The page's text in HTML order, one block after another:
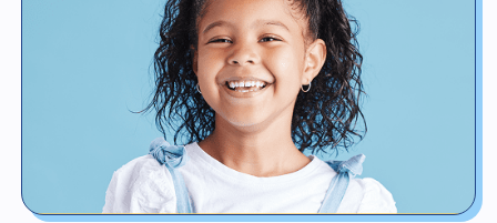
Ver detalles de la oferta
*No válido para pacientes con seguro o cobertura dental, ya sea